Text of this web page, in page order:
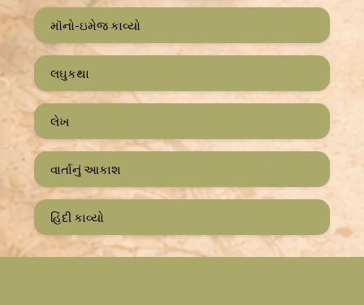
મૉનો-ઇમેજ કાવ્યો
લઘુકથા
લેખ
વાર્તાનું આકાશ
હિંદી કાવ્યો